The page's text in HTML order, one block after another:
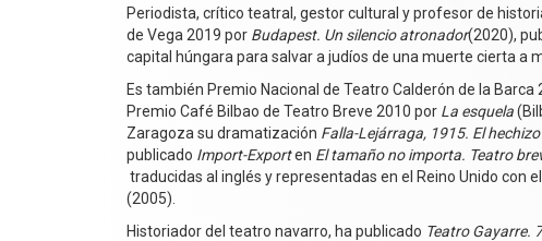
Periodista, crítico teatral, gestor cultural y profesor de
de Vega 2019 por Budapest. Un silencio atronador(2020),
capital húngara para salvar a judíos de una muerte cierta a
Es también Premio Nacional de Teatro Calderón de la Barca
Premio Café Bilbao de Teatro Breve 2010 por La esquela
Zaragoza su dramatización Falla-Lejárraga, 1915. El
publicado Import-Exporten El tamaño no importa. Teatro
traducidas al inglés y representadas en el Reino Unido con
(2005).
Historiador del teatro navarro, ha publicado Teatro Gayarre.